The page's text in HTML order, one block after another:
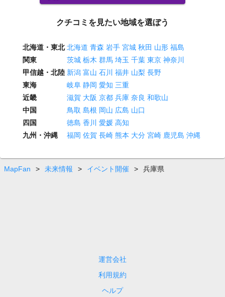
クチコミを見たい地域を選ぼう
北海道・東北 北海道 青森 岩手 宮城 秋田 山形 福島
関東
茨城 栃木 群馬 埼玉 千葉 東京 神奈川
甲信越・北陸 新潟 富山 石川 福井 山梨 長野
東海
岐阜 静岡 愛知 三重
近畿
滋賀 大阪 京都 兵庫 奈良 和歌山
中国
鳥取 島根 岡山 広島 山口
四国
徳島 香川 愛媛 高知
九州・沖縄
福岡 佐賀 長崎 熊本 大分 宮崎 鹿児島 沖縄
MapFan > 未来情報 > イベント開催 > 兵庫県
運営会社
利用規約
ヘルプ